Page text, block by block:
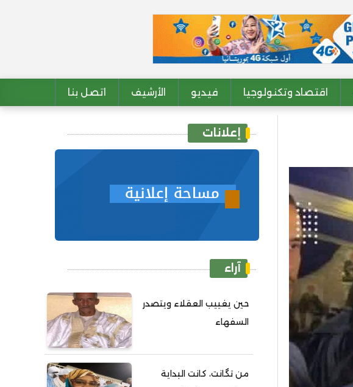
اقتصاد وتكنولوجيا فيديو الأرشيف اتصل بنا
إعلانات
آراء
حين يغييب العقلاء ويتصدر
السفهاء
من تگانت، كانت البداية